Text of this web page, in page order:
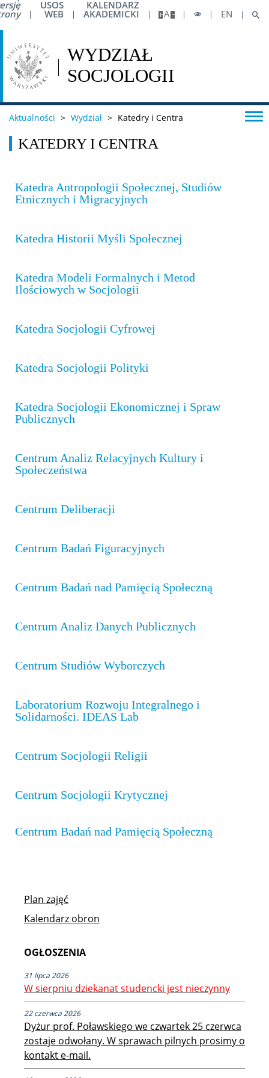
USOS
WEB
KALENDARZ
AKADEMICKI A EN
Mobilność – Erasmus
Obrony prac dyplomowych
Konkursy na prace dyplomowe
Raport samooceny
Ważne dokumenty
Rekrutacja
I stopień: socjologia
II stopień: socjologia
II stopień: socjologia cyfrowa
II stopień: język i społeczeństwo
II stopień: socjologia życia publicznego d.
socjologia interwencji społecznych
Niezbędne kompetencje cyfrowe
Dla mediów
Aktualności > Wydział > Katedry i Centra
KATEDRY I CENTRA
Katedra Antropologii Społecznej, Studiów
Etnicznych i Migracyjnych
Katedra Historii Myśli Społecznej
Katedra Modeli Formalnych i Metod
Ilościowych w Socjologii
Katedra Socjologii Cyfrowej
Katedra Socjologii Polityki
Katedra Socjologii Ekonomicznej i Spraw
Publicznych
Centrum Analiz Relacyjnych Kultury i
Społeczeństwa
Centrum Deliberacji
Centrum Badań Figuracyjnych
Centrum Badań nad Pamięcią Społeczną
Centrum Analiz Danych Publicznych
Centrum Studiów Wyborczych
Laboratorium Rozwoju Integralnego i
Solidarności. IDEAS Lab
Centrum Socjologii Religii
Centrum Socjologii Krytycznej
Centrum Badań nad Pamięcią Społeczną
Plan zajęć
Kalendarz obron
OGŁOSZENIA
31 lipca 2026
W sierpniu dziekanat studencki jest nieczynny
22 czerwca 2026
Dyżur prof. Poławskiego we czwartek 25 czerwca
zostaje odwołany. W sprawach pilnych prosimy o
kontakt e-mail.